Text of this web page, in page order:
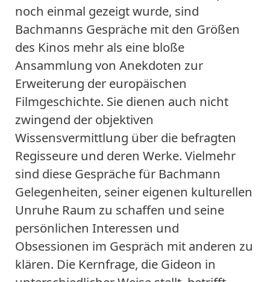
noch einmal gezeigt wurde, sind
Bachmanns Gespräche mit den Größen
des Kinos mehr als eine bloße
Ansammlung von Anekdoten zur
Erweiterung der europäischen
Filmgeschichte. Sie dienen auch nicht
zwingend der objektiven
Wissensvermittlung über die befragten
Regisseure und deren Werke. Vielmehr
sind diese Gespräche für Bachmann
Gelegenheiten, seiner eigenen kulturellen
Unruhe Raum zu schaffen und seine
persönlichen Interessen und
Obsessionen im Gespräch mit anderen zu
klären. Die Kernfrage, die Gideon in